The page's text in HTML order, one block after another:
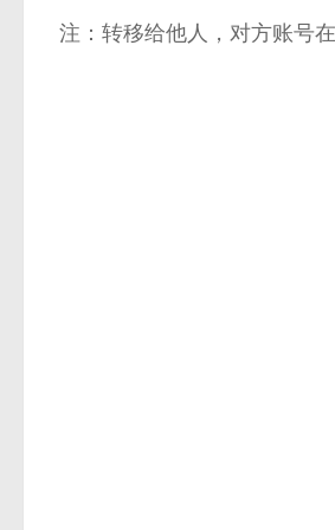
注：转移给他人，对方账号